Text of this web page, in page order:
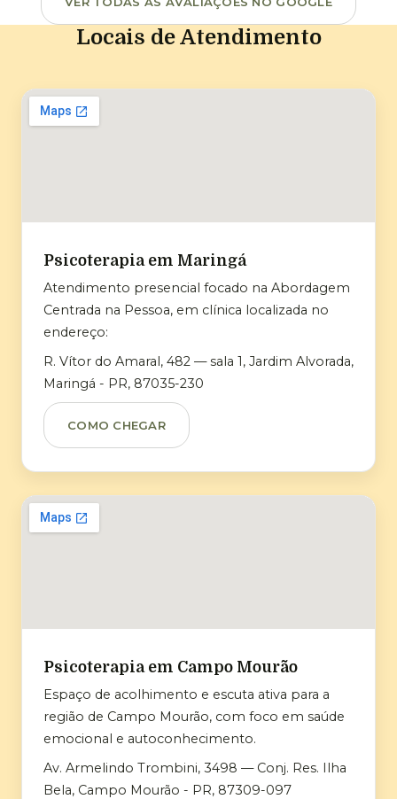
Locais de Atendimento
Psicoterapia em Maringá
Atendimento presencial focado na Abordagem
Centrada na Pessoa, em clínica localizada no
endereço:
R. Vítor do Amaral, 482 — sala 1, Jardim Alvorada,
Maringá - PR, 87035-230
COMO CHEGAR
Psicoterapia em Campo Mourão
Espaço de acolhimento e escuta ativa para a
região de Campo Mourão, com foco em saúde
emocional e autoconhecimento.
Av. Armelindo Trombini, 3498 — Conj. Res. Ilha
Bela, Campo Mourão - PR, 87309-097